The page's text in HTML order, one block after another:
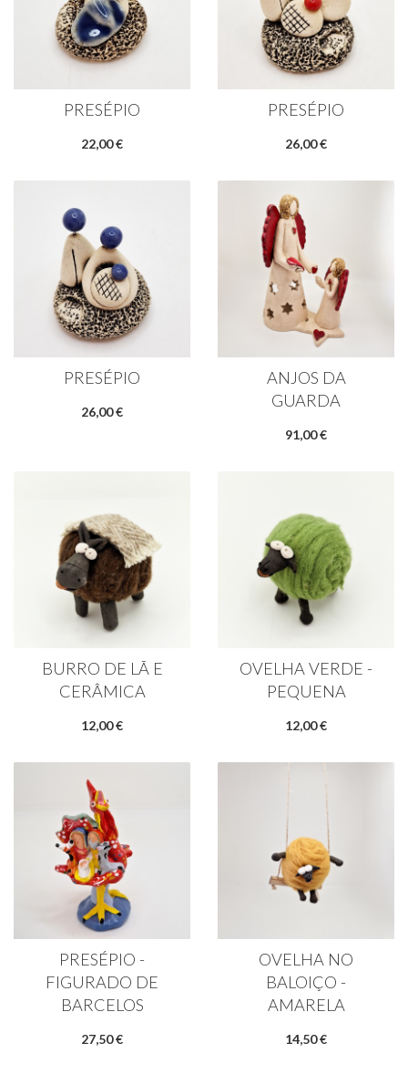
PRESÉPIO
22,00 €
PRESÉPIO
26,00 €
PRESÉPIO
26,00 €
ANJOS DA
GUARDA
91,00 €
BURRO DE LÃ E
CERÂMICA
12,00 €
OVELHA VERDE -
PEQUENA
12,00 €
PRESÉPIO -
FIGURADO DE
BARCELOS
27,50 €
OVELHA NO
BALOIÇO -
AMARELA
14,50 €